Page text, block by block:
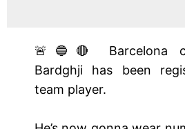
🚨🔵🔴 Barcelona
Bardghji has been
team player.